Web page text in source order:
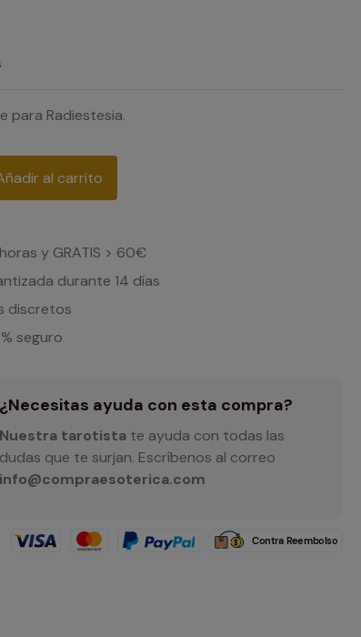
para Radiestesia.
al carrito
y GRATIS > 60€
durante 14 días
discretos
seguro
¿Necesitas ayuda con esta compra?
Nuestra tarotista te ayuda con todas las
dudas que te surjan. Escríbenos al correo
info@compraesoterica.com